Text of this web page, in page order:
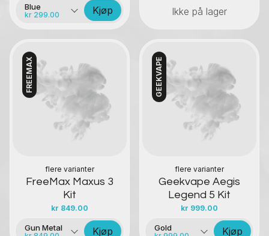
Blue
kr 299.00 Kjøp Ikke på lager
FREEMAX
flere varianter
FreeMax Maxus 3
Kit
kr 849.00
Kontakt oss
Gun Metal Kjøp
GEEKVAPE
flere varianter
Geekvape Aegis
Legend 5 Kit
kr 999.00
Kontakt oss
Gold Kjøp